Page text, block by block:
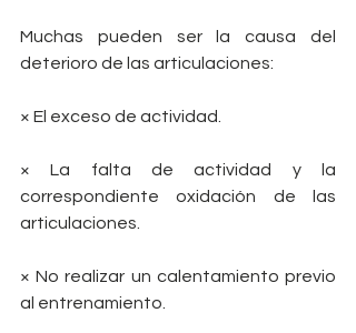
Muchas pueden ser la causa del
deterioro de las articulaciones:
× El exceso de actividad.
× La falta de actividad y la
correspondiente oxidación de las
articulaciones.
× No realizar un calentamiento previo
al entrenamiento.